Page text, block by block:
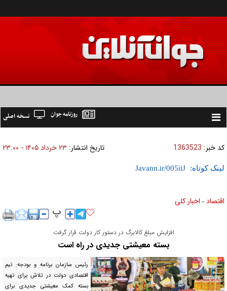
Toggle
نسخه اصلی روزنامه جوان
کد خبر: 1363523 تاریخ انتشار: ۲۳ خرداد ۱۴۰۵ - ۲۳:۰۰
لینک کوتاه:
اقتصاد » اخبار کلی
افزایش مبلغ کالابرگ در دستور کار دولت قرار گرفت
بسته معیشتی جدیدی در راه است
رئیس سازمان برنامه و بودجه: تیم
اقتصادی دولت در تلاش برای تهیه
بسته کمک معیشتی جدیدی برای